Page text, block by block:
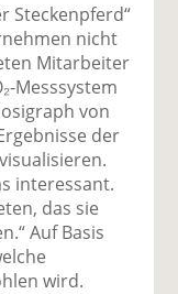
Steckenpferd“
nicht
Mitarbeiter
Messsystem
von
der
interessant.
das sie
Auf Basis
wird.